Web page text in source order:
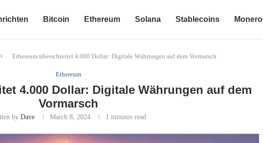
Bitcoin Ethereum Solana Stablecoins Monero
Ethereum überschreitet 4.000 Dollar: Digitale Währungen auf dem Vormarsch
Ethereum
4.000 Dollar: Digitale Währungen auf dem
Vormarsch
byDave March 8, 2024 1 minutes read